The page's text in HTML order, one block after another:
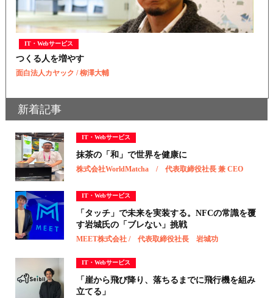
IT・Webサービス
つくる人を増やす
面白法人カヤック / 柳澤大輔
新着記事
IT・Webサービス
抹茶の「和」で世界を健康に
株式会社WorldMatcha / 代表取締役社長 兼 CEO
IT・Webサービス
「タッチ」で未来を実装する。NFCの常識を覆
す岩城氏の「ブレない」挑戦
MEET株式会社 / 代表取締役社長 岩城功
IT・Webサービス
「崖から飛び降り、落ちるまでに飛行機を組み
立てる」